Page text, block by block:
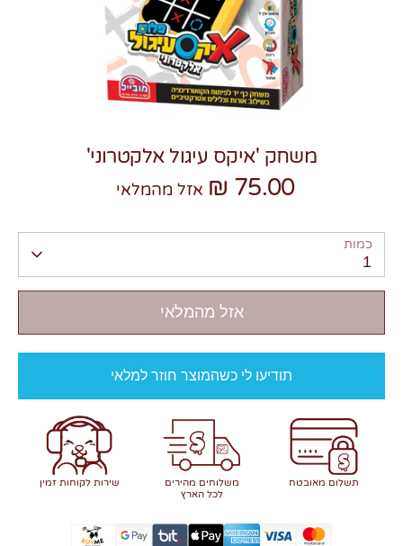
משחק 'איקס עיגול אלקטרוני'
75.00 ₪ אזל מהמלאי
כמות
1
אזל מהמלאי
תודיעו לי כשהמוצר חוזר למלאי
תשלום מאובטח
משלוחים מהירים
לכל הארץ
שירות לקוחות זמין